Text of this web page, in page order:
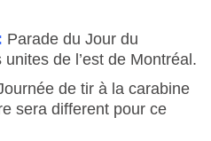
Parade du Jour du
de l’est de Montréal.
de tir à la carabine
sera different pour ce